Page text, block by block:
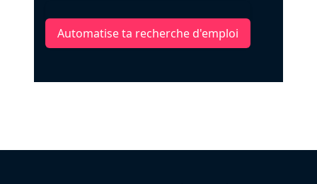
Automatise ta recherche d'emploi